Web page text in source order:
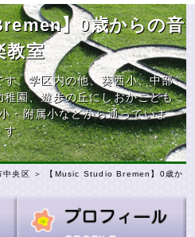
】0歳からの音
教室
。学区内の他、葵西小、中部
園、遊歩の丘にしおかこども
・附属小などから通っていま
す。
中央区 ＞
【Music Studio Bremen】0歳か